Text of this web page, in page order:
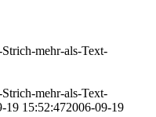
mehr-als-Text-
mehr-als-Text-
19 15:52:472006-09-19